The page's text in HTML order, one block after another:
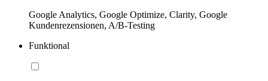
Google Analytics, Google Optimize, Clarity, Google
Kundenrezensionen, A/B-Testing
Funktional